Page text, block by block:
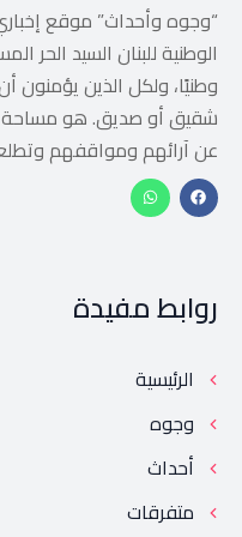
“وجوه وأحداث” موقع
الوطنية للبنان السيد
وطنيًا، ولكل الذين يؤمنون
شقيق أو صديق. هو مساحة
عن آرائهم ومواقفهم
روابط مفيدة
الرئيسية
وجوه
أحداث
متفرقات